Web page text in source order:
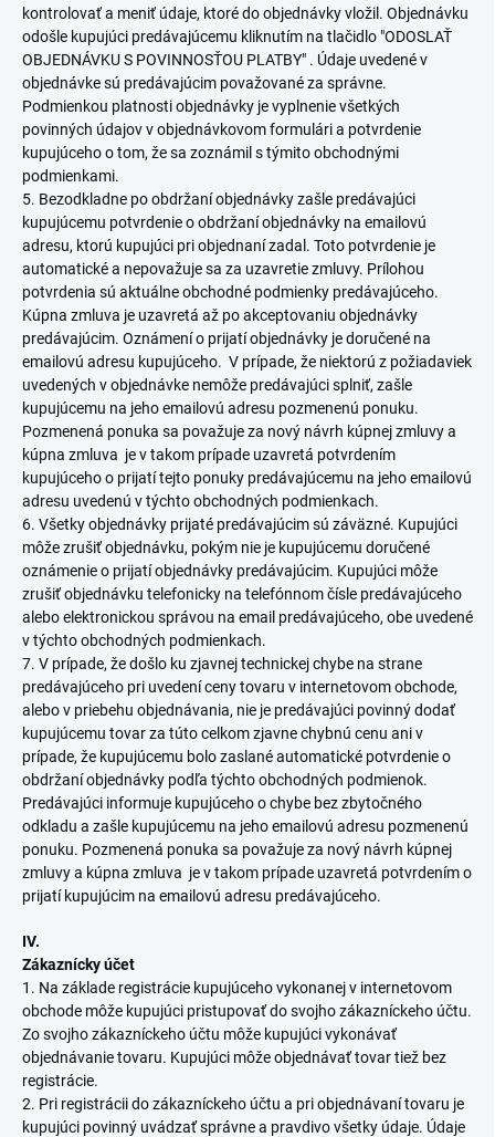
kontrolovať a meniť údaje, ktoré do objednávky vložil. Objednávku
odošle kupujúci predávajúcemu kliknutím na tlačidlo "ODOSLAŤ
OBJEDNÁVKU S POVINNOSŤOU PLATBY" . Údaje uvedené v
objednávke sú predávajúcim považované za správne.
Podmienkou platnosti objednávky je vyplnenie všetkých
povinných údajov v objednávkovom formulári a potvrdenie
kupujúceho o tom, že sa zoznámil s týmito obchodnými
podmienkami.
5. Bezodkladne po obdržaní objednávky zašle predávajúci
kupujúcemu potvrdenie o obdržaní objednávky na emailovú
adresu, ktorú kupujúci pri objednaní zadal. Toto potvrdenie je
automatické a nepovažuje sa za uzavretie zmluvy. Prílohou
potvrdenia sú aktuálne obchodné podmienky predávajúceho.
Kúpna zmluva je uzavretá až po akceptovaniu objednávky
predávajúcim. Oznámení o prijatí objednávky je doručené na
emailovú adresu kupujúceho. V prípade, že niektorú z požiadaviek
uvedených v objednávke nemôže predávajúci splniť, zašle
kupujúcemu na jeho emailovú adresu pozmenenú ponuku.
Pozmenená ponuka sa považuje za nový návrh kúpnej zmluvy a
kúpna zmluva je v takom prípade uzavretá potvrdením
kupujúceho o prijatí tejto ponuky predávajúcemu na jeho emailovú
adresu uvedenú v týchto obchodných podmienkach.
6. Všetky objednávky prijaté predávajúcim sú záväzné. Kupujúci
môže zrušiť objednávku, pokým nie je kupujúcemu doručené
oznámenie o prijatí objednávky predávajúcim. Kupujúci môže
zrušiť objednávku telefonicky na telefónnom čísle predávajúceho
alebo elektronickou správou na email predávajúceho, obe uvedené
v týchto obchodných podmienkach.
7. V prípade, že došlo ku zjavnej technickej chybe na strane
predávajúceho pri uvedení ceny tovaru v internetovom obchode,
alebo v priebehu objednávania, nie je predávajúci povinný dodať
kupujúcemu tovar za túto celkom zjavne chybnú cenu ani v
prípade, že kupujúcemu bolo zaslané automatické potvrdenie o
obdržaní objednávky podľa týchto obchodných podmienok.
Predávajúci informuje kupujúceho o chybe bez zbytočného
odkladu a zašle kupujúcemu na jeho emailovú adresu pozmenenú
ponuku. Pozmenená ponuka sa považuje za nový návrh kúpnej
zmluvy a kúpna zmluva je v takom prípade uzavretá potvrdením o
prijatí kupujúcim na emailovú adresu predávajúceho.
IV.
Zákaznícky účet
1. Na základe registrácie kupujúceho vykonanej v internetovom
obchode môže kupujúci pristupovať do svojho zákazníckeho účtu.
Zo svojho zákazníckeho účtu môže kupujúci vykonávať
objednávanie tovaru. Kupujúci môže objednávať tovar tiež bez
registrácie.
2. Pri registrácii do zákazníckeho účtu a pri objednávaní tovaru je
kupujúci povinný uvádzať správne a pravdivo všetky údaje. Údaje